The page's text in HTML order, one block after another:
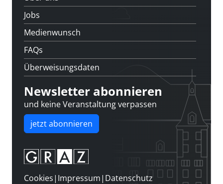
Jobs
Medienwunsch
FAQs
Überweisungsdaten
Newsletter abonnieren
und keine Veranstaltung verpassen
jetzt abonnieren
Cookies| Impressum| Datenschutz